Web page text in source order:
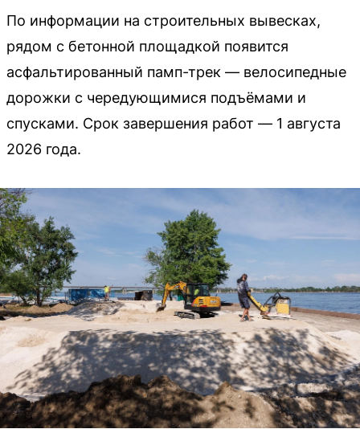
По информации на строительных вывесках,
рядом с бетонной площадкой появится
асфальтированный памп-трек — велосипедные
дорожки с чередующимися подъёмами и
спусками. Срок завершения работ — 1 августа
2026 года.